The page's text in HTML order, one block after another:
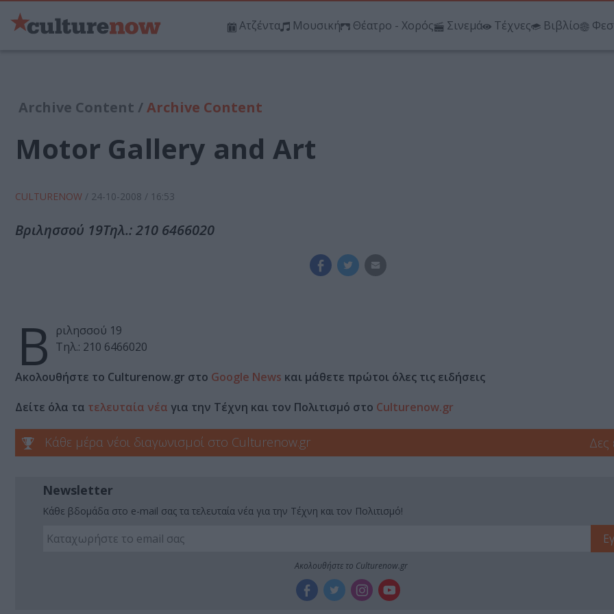
Ατζέντα Μουσική Θέατρο - Χορός Σινεμά Τέχνες Βιβλίο
Archive Content /Archive Content
Motor Gallery and Art
CULTURENOW / 24-10-2008 / 16:53
Βριλησσού 19Τηλ.: 210 6466020
Β
ριλησσού 19
Τηλ.: 210 6466020
Ακολουθήστε το Culturenow.gr στο Google News και μάθετε πρώτοι όλες τις ειδήσεις
Δείτε όλα τα τελευταία νέα για την Τέχνη και τον Πολιτισμό στο Culturenow.gr
Κάθε μέρα νέοι διαγωνισμοί στο Culturenow.gr Δες
Newsletter
Κάθε βδομάδα στο e-mail σας τα τελευταία νέα για την Τέχνη και τον Πολιτισμό!
Ακολουθήστε το Culturenow.gr